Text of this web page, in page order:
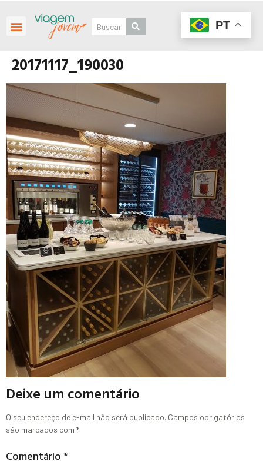
20171117_190030
Deixe um comentário
O seu endereço de e-mail não será publicado. Campos obrigatórios
são marcados com *
Comentário*
PT